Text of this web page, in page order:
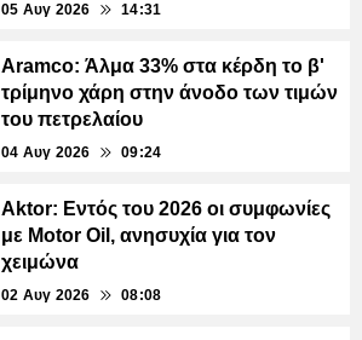
05 Αυγ 2026 14:31
Aramco: Άλμα 33% στα κέρδη το β'
τρίμηνο χάρη στην άνοδο των τιμών
του πετρελαίου
04 Αυγ 2026 09:24
Aktor: Εντός του 2026 οι συμφωνίες
με Motor Oil, ανησυχία για τον
χειμώνα
02 Αυγ 2026 08:08